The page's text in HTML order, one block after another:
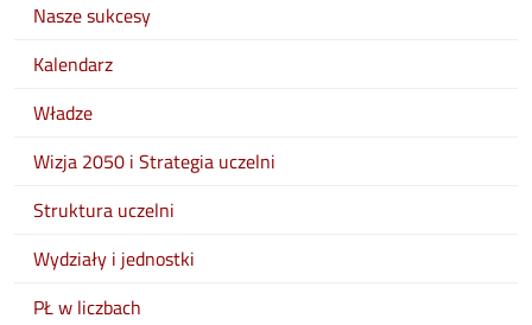
Nasze sukcesy
Kalendarz
Władze
Wizja 2050 i Strategia uczelni
Struktura uczelni
Wydziały i jednostki
PŁ w liczbach